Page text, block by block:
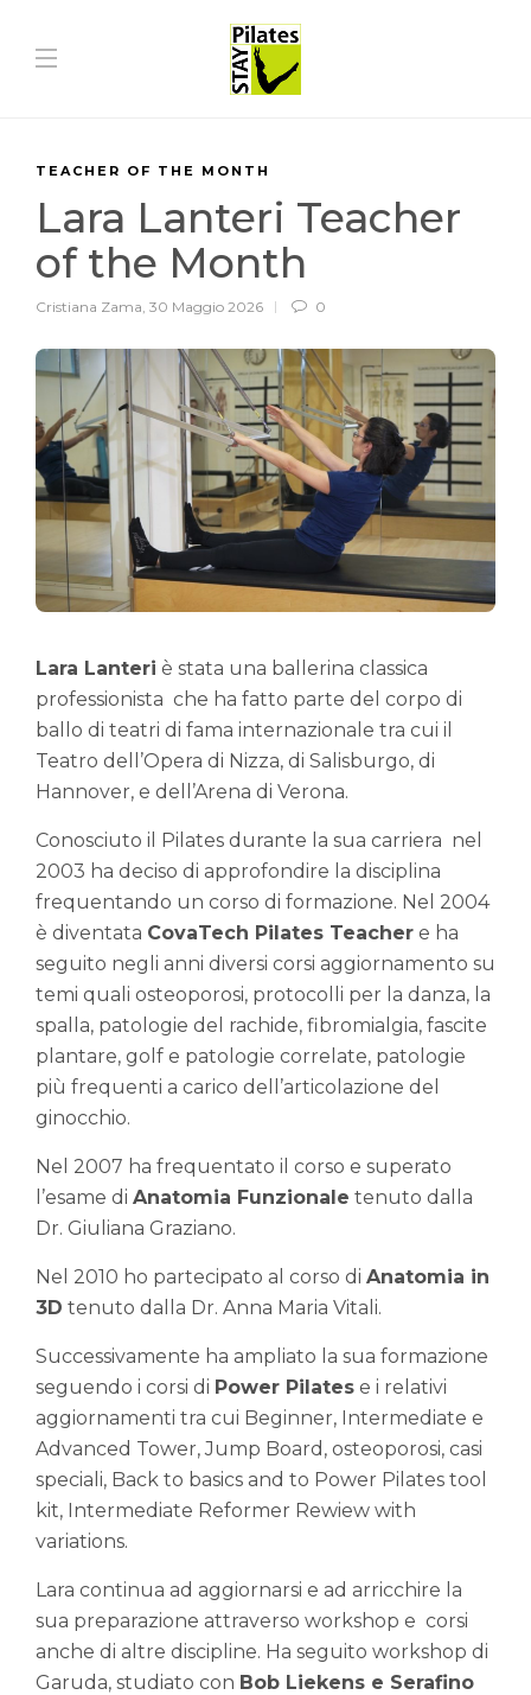
TEACHER OF THE MONTH
Lara Lanteri Teacher
of the Month
Cristiana Zama, 30 Maggio 2026 0
Lara Lanteri è stata una ballerina classica
professionista che ha fatto parte del corpo di
ballo di teatri di fama internazionale tra cui il
Teatro dell’Opera di Nizza, di Salisburgo, di
Hannover, e dell’Arena di Verona.
Conosciuto il Pilates durante la sua carriera nel
2003 ha deciso di approfondire la disciplina
frequentando un corso di formazione. Nel 2004
è diventata CovaTech Pilates Teacher e ha
seguito negli anni diversi corsi aggiornamento su
temi quali osteoporosi, protocolli per la danza, la
spalla, patologie del rachide, fibromialgia, fascite
plantare, golf e patologie correlate, patologie
più frequenti a carico dell’articolazione del
ginocchio.
Nel 2007 ha frequentato il corso e superato
l’esame di Anatomia Funzionale tenuto dalla
Dr. Giuliana Graziano.
Nel 2010 ho partecipato al corso di Anatomia in
3D tenuto dalla Dr. Anna Maria Vitali.
Successivamente ha ampliato la sua formazione
seguendo i corsi di Power Pilates e i relativi
aggiornamenti tra cui Beginner, Intermediate e
Advanced Tower, Jump Board, osteoporosi, casi
speciali, Back to basics and to Power Pilates tool
kit, Intermediate Reformer Rewiew with
variations.
Lara continua ad aggiornarsi e ad arricchire la
sua preparazione attraverso workshop e corsi
anche di altre discipline. Ha seguito workshop di
Garuda, studiato con Bob Liekens e Serafino